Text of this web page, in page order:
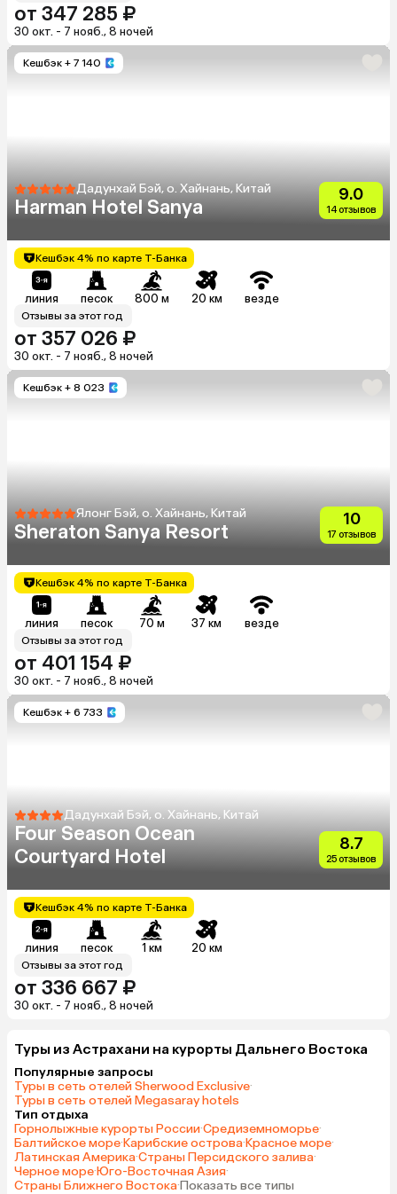
от 347 285 ₽
30 окт. - 7 нояб., 8 ночей
Кешбэк + 7 140
Дадунхай Бэй, о. Хайнань, Китай
Harman Hotel Sanya
9.0
14 отзывов
Кешбэк 4% по карте Т-Банка
линия песок 800 м 20 км везде
Отзывы за этот год
от 357 026 ₽
30 окт. - 7 нояб., 8 ночей
Кешбэк + 8 023
Ялонг Бэй, о. Хайнань, Китай
Sheraton Sanya Resort
10
17 отзывов
Кешбэк 4% по карте Т-Банка
линия песок 70 м 37 км везде
Отзывы за этот год
от 401 154 ₽
30 окт. - 7 нояб., 8 ночей
Кешбэк + 6 733
Дадунхай Бэй, о. Хайнань, Китай
Four Season Ocean
Courtyard Hotel
8.7
25 отзывов
Кешбэк 4% по карте Т-Банка
линия песок 1 км 20 км
Отзывы за этот год
от 336 667 ₽
30 окт. - 7 нояб., 8 ночей
Туры из Астрахани на курорты Дальнего Востока
Популярные запросы
Туры в сеть отелей Sherwood Exclusive·
Туры в сеть отелей Megasaray hotels
Тип отдыха
Горнолыжные курорты России·Средиземноморье·
Балтийское море·Карибские острова·Красное море·
Латинская Америка·Страны Персидского залива·
Черное море·Юго-Восточная Азия·
Страны Ближнего Востока·Показать все типы